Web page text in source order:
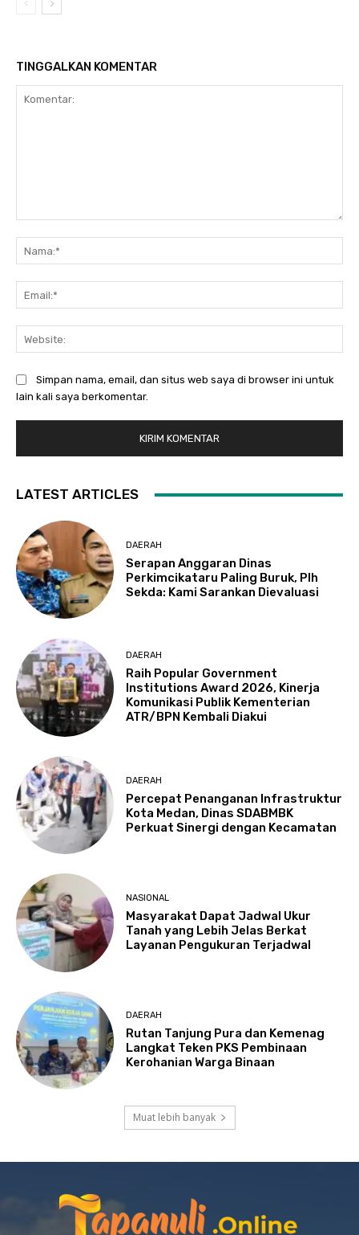
TINGGALKAN KOMENTAR
Simpan nama, email, dan situs web saya di browser ini untuk
lain kali saya berkomentar.
LATEST ARTICLES
DAERAH
Serapan Anggaran Dinas
Perkimcikataru Paling Buruk, Plh
Sekda: Kami Sarankan Dievaluasi
DAERAH
Raih Popular Government
Institutions Award 2026, Kinerja
Komunikasi Publik Kementerian
ATR/BPN Kembali Diakui
DAERAH
Percepat Penanganan Infrastruktur
Kota Medan, Dinas SDABMBK
Perkuat Sinergi dengan Kecamatan
NASIONAL
Masyarakat Dapat Jadwal Ukur
Tanah yang Lebih Jelas Berkat
Layanan Pengukuran Terjadwal
DAERAH
Rutan Tanjung Pura dan Kemenag
Langkat Teken PKS Pembinaan
Kerohanian Warga Binaan
Muat lebih banyak